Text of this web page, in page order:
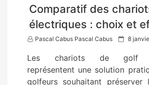
Comparatif des
électriques : choix et
Pascal Cabus Pascal Cabus
P
s
t
8
Les chariots de golf
représentent une solution
golfeurs souhaitant préserver